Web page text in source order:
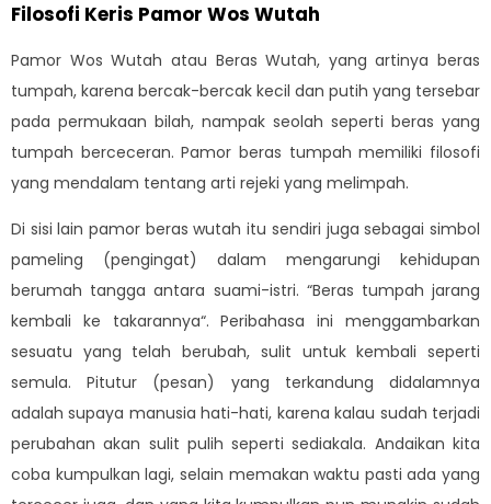
Filosofi Keris Pamor Wos Wutah
Pamor Wos Wutah atau Beras Wutah, yang artinya beras
tumpah, karena bercak-bercak kecil dan putih yang tersebar
pada permukaan bilah, nampak seolah seperti beras yang
tumpah berceceran. Pamor beras tumpah memiliki filosofi
yang mendalam tentang arti rejeki yang melimpah.
Di sisi lain pamor beras wutah itu sendiri juga sebagai simbol
pameling (pengingat) dalam mengarungi kehidupan
berumah tangga antara suami-istri. “Beras tumpah jarang
kembali ke takarannya“. Peribahasa ini menggambarkan
sesuatu yang telah berubah, sulit untuk kembali seperti
semula. Pitutur (pesan) yang terkandung didalamnya
adalah supaya manusia hati-hati, karena kalau sudah terjadi
perubahan akan sulit pulih seperti sediakala. Andaikan kita
coba kumpulkan lagi, selain memakan waktu pasti ada yang